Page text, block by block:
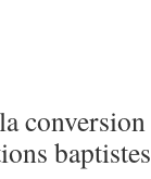
baptistes